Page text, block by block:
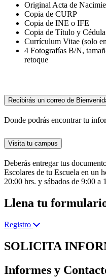
Original Acta de
Copia de CURP
Copia de INE o IFE
Copia de Título y
Currículum Vitae (solo
4 Fotografías B/N,
retoque
Recibirás un correo de
Donde podrás encontrar tu
Visita tu campus
Deberás entregar tus
Escolares de tu Escuela en un
20:00 hrs. y sábados de 9:00 a
Llena tu
Registro
SOLICITA
Informes y